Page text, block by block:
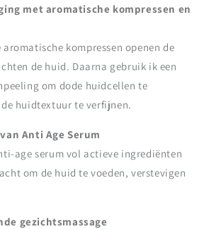
met aromatische kompressen en
kompressen openen de
de huid. Daarna gebruik ik een
om dode huidcellen te
huidtextuur te verfijnen.
Anti Age Serum
age serum vol actieve ingrediënten
om de huid te voeden, verstevigen
gezichtsmassage